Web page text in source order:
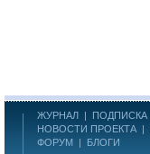
ЖУРНАЛ | ПОДПИСКА
НОВОСТИ ПРОЕКТА |
ФОРУМ | БЛОГИ